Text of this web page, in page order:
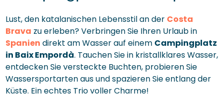
Lust, den katalanischen Lebensstil an der Costa
Brava zu erleben? Verbringen Sie Ihren Urlaub in
Spanien direkt am Wasser auf einem Campingplatz
in Baix Empordà. Tauchen Sie in kristallklares Wasser,
entdecken Sie versteckte Buchten, probieren Sie
Wassersportarten aus und spazieren Sie entlang der
Küste. Ein echtes Trio voller Charme!